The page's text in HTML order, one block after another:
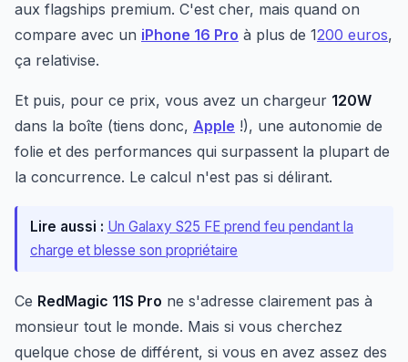
aux flagships premium. C'est cher, mais quand on
compare avec un iPhone 16 Pro à plus de 1200 euros,
ça relativise.
Et puis, pour ce prix, vous avez un chargeur 120W
dans la boîte (tiens donc, Apple !), une autonomie de
folie et des performances qui surpassent la plupart de
la concurrence. Le calcul n'est pas si délirant.
Lire aussi : Un Galaxy S25 FE prend feu pendant la
charge et blesse son propriétaire
Ce RedMagic 11S Pro ne s'adresse clairement pas à
monsieur tout le monde. Mais si vous cherchez
quelque chose de différent, si vous en avez assez des